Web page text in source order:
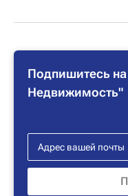
Подпишитесь
Недвижимость"